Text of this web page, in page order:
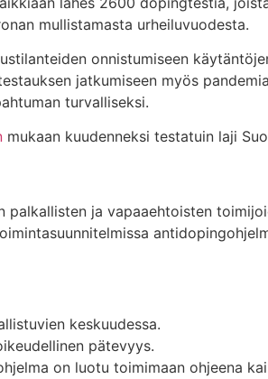
mullistamasta urheiluvuodesta.
onnistumiseen
jatkumiseen myös
turvalliseksi.
mukaan kuudenneksi testatuin laji
ja vapaaehtoisten
keskuudessa.
pätevyys.
on luotu toimimaan ohjeena